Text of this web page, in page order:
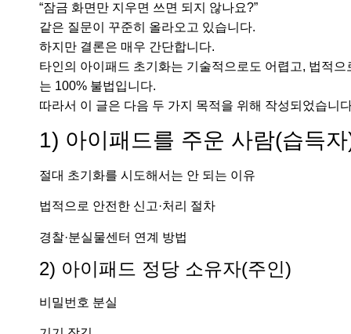
“잠금 화면만 지우면 쓰면 되지 않나요?”
같은 질문이 꾸준히 올라오고 있습니다.
하지만 결론은 매우 간단합니다.
타인의 아이패드 초기화는 기술적으로도 어렵고, 법적으
는 100% 불법입니다.
따라서 이 글은 다음 두 가지 목적을 위해 작성되었습니
1) 아이패드를 주운 사람(습득
절대 초기화를 시도해서는 안 되는 이유
법적으로 안전한 신고·처리 절차
경찰·분실물센터 연계 방법
2) 아이패드 정당 소유자(주인)
비밀번호 분실